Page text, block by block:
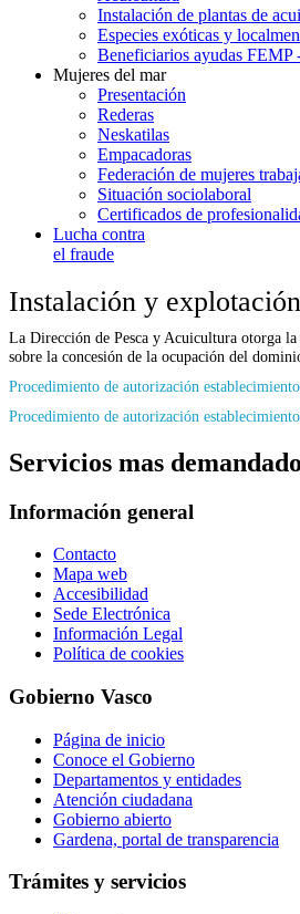
Instalación de plantas de
Especies exóticas y
Beneficiarios ayudas
Mujeres del mar
Presentación
Rederas
Neskatilas
Empacadoras
Federación de mujeres
Situación sociolaboral
Certificados de
Lucha contra
el fraude
Instalación y
La Dirección de Pesca y Acuicultura otorga
sobre la concesión de la ocupación del
Procedimiento de autorización
Procedimiento de autorización
Servicios mas
Información general
Contacto
Mapa web
Accesibilidad
Sede Electrónica
Información Legal
Política de cookies
Gobierno Vasco
Página de inicio
Conoce el Gobierno
Departamentos y entidades
Atención ciudadana
Gobierno abierto
Gardena, portal de transparencia
Trámites y servicios